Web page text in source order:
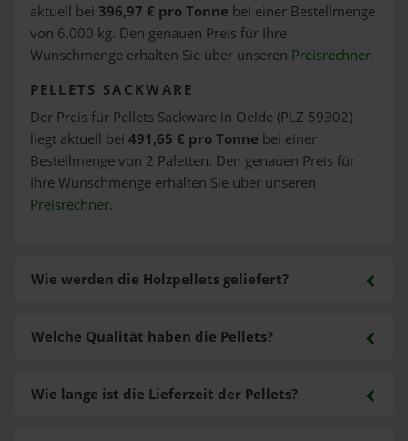
aktuell bei 396,97 € pro Tonne bei einer Bestellmenge
von 6.000 kg. Den genauen Preis für Ihre
Wunschmenge erhalten Sie über unseren Preisrechner.
PELLETS SACKWARE
Der Preis für Pellets Sackware in Oelde (PLZ 59302)
liegt aktuell bei 491,65 € pro Tonne bei einer
Bestellmenge von 2 Paletten. Den genauen Preis für
Ihre Wunschmenge erhalten Sie über unseren
Preisrechner.
Wie werden die Holzpellets geliefert?
Welche Qualität haben die Pellets?
Wie lange ist die Lieferzeit der Pellets?